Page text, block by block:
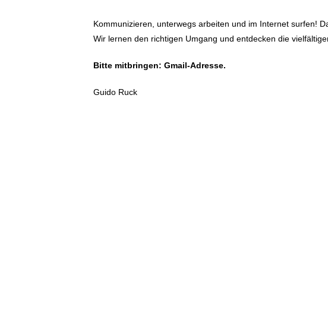
Kommunizieren, unterwegs arbeiten und im Internet surfen!
Wir lernen den richtigen Umgang und entdecken die
Bitte mitbringen: Gmail-Adresse.
Guido Ruck